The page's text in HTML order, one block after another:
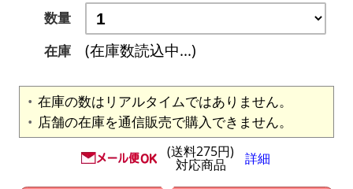
数量
在庫
(在庫数読込中...)
在庫の数はリアルタイムではありません。
店舗の在庫を通信販売で購入できません。
(送料275円)
対応商品 詳細